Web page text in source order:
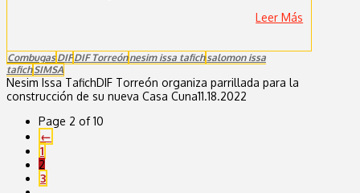
Leer Más
Combugas DIF DIF Torreón nesim issa tafich salomon issa
tafich SIMSA
Nesim Issa TafichDIF Torreón organiza parrillada para la
construcción de su nueva Casa Cuna11.18.2022
Page 2 of 10
←
1
2
3